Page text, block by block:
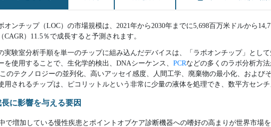
オンチップ（LOC）の市場規模は、2021年から2030年までに5,698百万米ドルから
CAGR）11.5％で成長すると予測されます。
実験室分析手順を単一のチップに組み込んだデバイスは、「ラボオンチップ」とし
を使用することで、生化学的検出、DNAシーケンス、 PCRなどの多くのラボ分析方
のテクノロジーの並列化、高いアッセイ感度、人間工学、廃棄物の最小化、および
用されるチップは、ピコリットルという非常に少量の液体を処理でき、数平方センチ
に影響を与える要因
で増加している慢性疾患とポイントオブケア診断機器への嗜好の高まりが世界市場を